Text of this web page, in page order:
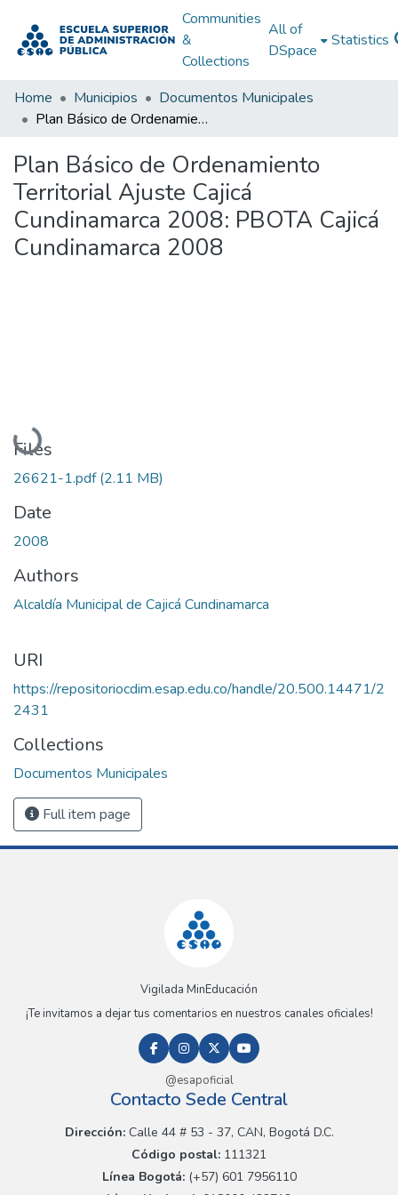
Communities
&
Collections
All of
DSpace
Statistics
Home Municipios
Documentos Municipales
Plan Básico de Ordenamiento Territorial Ajuste Cajicá Cundinamarca 2008: PBOTA Cajicá Cundinamarca 2008
Plan Básico de Ordenamiento
Territorial Ajuste Cajicá
Cundinamarca 2008: PBOTA Cajicá
Cundinamarca 2008
Loading...
Files
26621-1.pdf(2.11 MB)
Date
2008
Authors
Alcaldía Municipal de Cajicá Cundinamarca
URI
https://repositoriocdim.esap.edu.co/handle/20.500.14471/2
2431
Collections
Documentos Municipales
Full item page
Vigilada MinEducación
¡Te invitamos a dejar tus comentarios en nuestros canales oficiales!
@esapoficial
Contacto Sede Central
Dirección:Calle 44 # 53 - 37, CAN, Bogotá D.C.
Código postal: 111321
Línea Bogotá:(+57) 601 7956110